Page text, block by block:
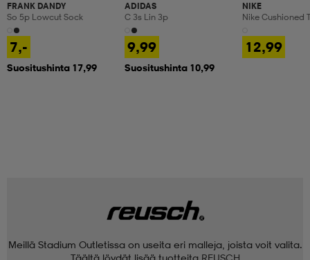
FRANK DANDY
So 5p Lowcut Sock
7,-
Suositushinta 17,99
ADIDAS
C 3s Lin 3p
9,99
Suositushinta 10,99
NIKE
Nike Cushioned
12,99
Meillä Stadium Outletissa on useita eri malleja, joista voit valita.
Täältä löydät lisää tuotteita REUSCH